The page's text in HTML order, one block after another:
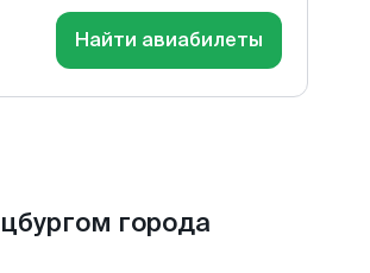
Найти авиабилеты
города